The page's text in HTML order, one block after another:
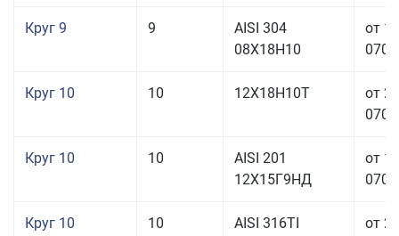
Круг 9 9
AISI 304
08Х18Н10
от
Круг 10 10 12Х18Н10Т
от
Круг 10 10
AISI 201
12Х15Г9НД
от
Круг 10 10 AISI 316TI от